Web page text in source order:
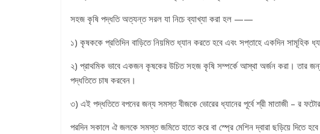
সহজ কৃষি পদ্ধতি অত্যন্ত সরল যা নিচে ব্যাখ্যা করা হল ——
১) কৃষককে প্রতিদিন বাড়িতে নিয়মিত ধ্যান করতে হবে এবং সপ্তাহে একদিন সামূহিক
২) প্রাথমিক ভাবে একজন কৃষকের উচিত সহজ কৃষি সম্পর্কে আস্থা অর্জন করা। তার
পদ্ধতিতে চাষ করবেন।
৩) এই পদ্ধতিতে বপনের জন্য সমস্ত বীজকে ভোরের ধ্যানের পূর্বে শ্রী মাতাজী – র
পরদিন সকালে ঐ জলকে সমস্ত জমিতে হাতে করে বা স্প্রে মেশিন দ্বারা ছড়িয়ে দিতে